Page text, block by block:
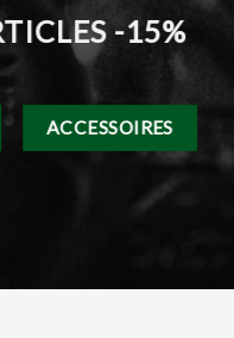
-15%
ACCESSOIRES